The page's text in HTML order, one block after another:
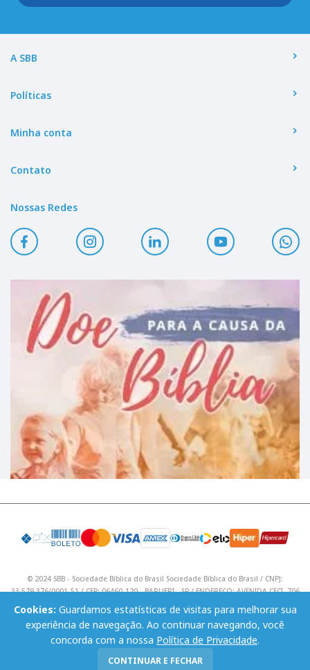
A SBB
Políticas
Minha conta
Contato
Nossas Redes
Cookies: Guardamos estatísticas de visitas para melhorar sua
experiência de navegação. Ao continuar navegando, você
concorda com a nossa Política de Privacidade.
CONTINUAR E FECHAR
© 2024 SBB - Sociedade Bíblica do Brasil Sociedade Bíblica do Brasil / CNPJ:
33.579.376/0001-51 / CEP: 06460-120 - BARUERI - SP / ENDEREÇO: AVENIDA CECI, 706
/ Telefone: (11) 4195 9590 / Email: lojavirtual@sbb.org.br .